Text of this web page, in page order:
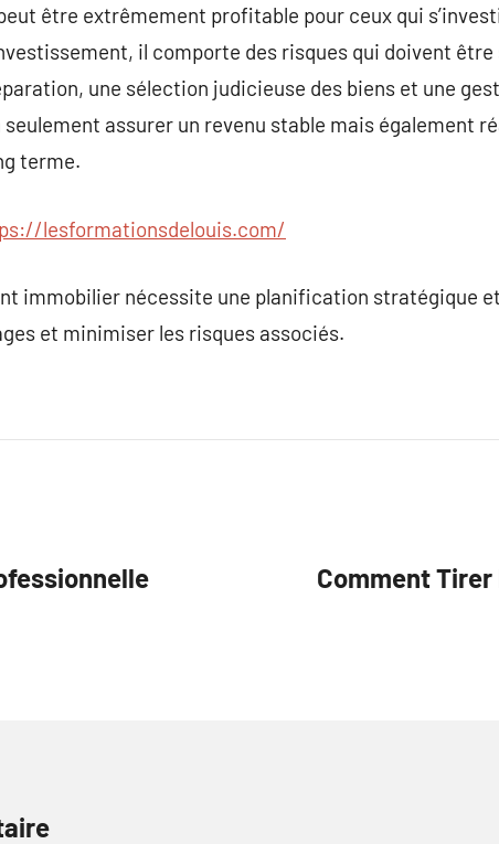
être extrêmement profitable pour ceux qui
il comporte des risques qui doivent
une sélection judicieuse des biens et une
assurer un revenu stable mais également
terme.
lesformationsdelouis.com/
immobilier nécessite une planification stratégique
et minimiser les risques associés.
Comment